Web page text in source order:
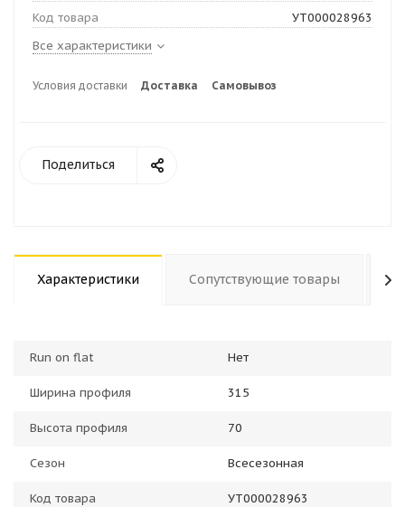
Код товара
УТ000028963
Все характеристики
Условия доставки Доставка Самовывоз
Поделиться
Характеристики Сопутствующие товары
Run on flat Нет
Ширина профиля 315
Высота профиля 70
Сезон Всесезонная
Код товара УТ000028963